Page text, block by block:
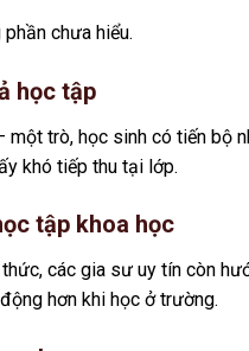
chưa hiểu.
học tập
trò, học sinh có tiến bộ
khó tiếp thu tại lớp.
tập khoa học
các gia sư uy tín còn
hơn khi học ở trường.